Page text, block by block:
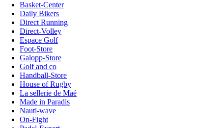
Basket-Center
Daily Bikers
Direct Running
Direct-Volley
Espace Golf
Foot-Store
Galopp-Store
Golf and co
Handball-Store
House of Rugby
La sellerie de Maé
Made in Paradis
Nauti-wave
On-Fight